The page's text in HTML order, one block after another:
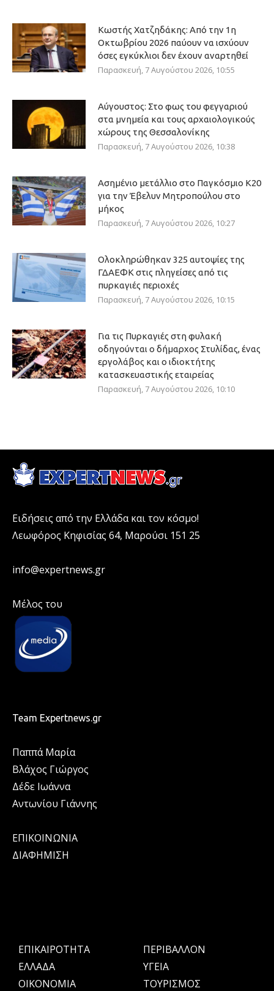
Κωστής Χατζηδάκης: Από την 1η
Οκτωβρίου 2026 παύουν να ισχύουν
όσες εγκύκλιοι δεν έχουν αναρτηθεί
Παρασκευή, 7 Αυγούστου 2026, 10:55
Αύγουστος: Στο φως του φεγγαριού
στα μνημεία και τους αρχαιολογικούς
χώρους της Θεσσαλονίκης
Παρασκευή, 7 Αυγούστου 2026, 10:38
Ασημένιο μετάλλιο στο Παγκόσμιο Κ20
για την Έβελυν Μητροπούλου στο
μήκος
Παρασκευή, 7 Αυγούστου 2026, 10:27
Ολοκληρώθηκαν 325 αυτοψίες της
ΓΔΑΕΦΚ στις πληγείσες από τις
πυρκαγιές περιοχές
Παρασκευή, 7 Αυγούστου 2026, 10:15
Για τις Πυρκαγιές στη φυλακή
οδηγούνται ο δήμαρχος Στυλίδας, ένας
εργολάβος και ο ιδιοκτήτης
κατασκευαστικής εταιρείας
Παρασκευή, 7 Αυγούστου 2026, 10:10
Ειδήσεις από την Ελλάδα και τον κόσμο!
Λεωφόρος Κηφισίας 64, Μαρούσι 151 25
info@expertnews.gr
Μέλος του
Team Expertnews.gr
Παππά Μαρία
Βλάχος Γιώργος
Δέδε Ιωάννα
Αντωνίου Γιάννης
ΕΠΙΚΟΙΝΩΝΙΑ
ΔΙΑΦΗΜΙΣΗ
ΕΠΙΚΑΙΡΟΤΗΤΑ
ΕΛΛΑΔΑ
OIKONOMIA
ΠΕΡΙΒΑΛΛΟΝ
ΥΓΕΙΑ
ΤΟΥΡΙΣΜΟΣ